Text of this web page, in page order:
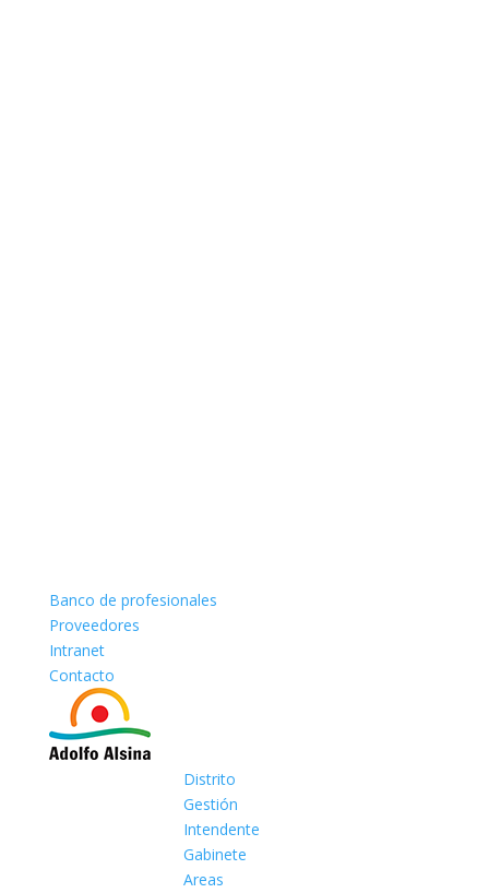
Banco de profesionales
Proveedores
Intranet
Contacto
Distrito
Gestión
Intendente
Gabinete
Areas